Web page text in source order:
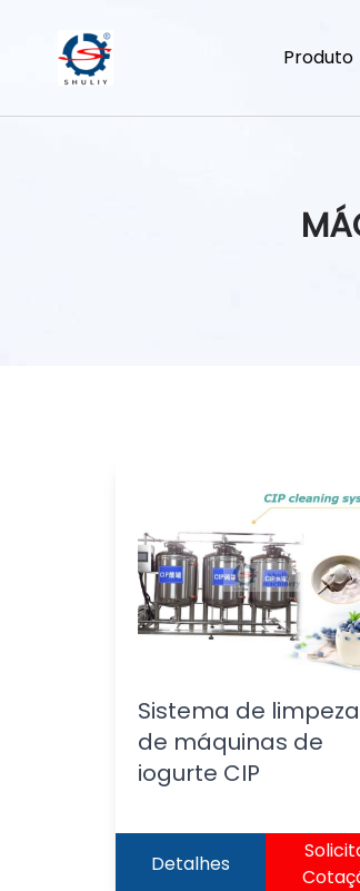
Produto
Sistema de limpeza
de máquinas de
iogurte CIP
Detalhes